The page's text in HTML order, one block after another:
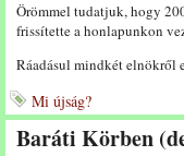
Örömmel tudatjuk, hogy
frissítette a honlapunkon
Ráadásul mindkét elnökről
Mi újság?
Baráti Körben